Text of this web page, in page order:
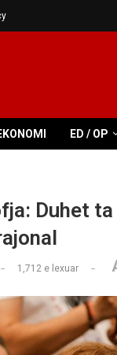
ED / OP
Duhet
1,712e lexuar